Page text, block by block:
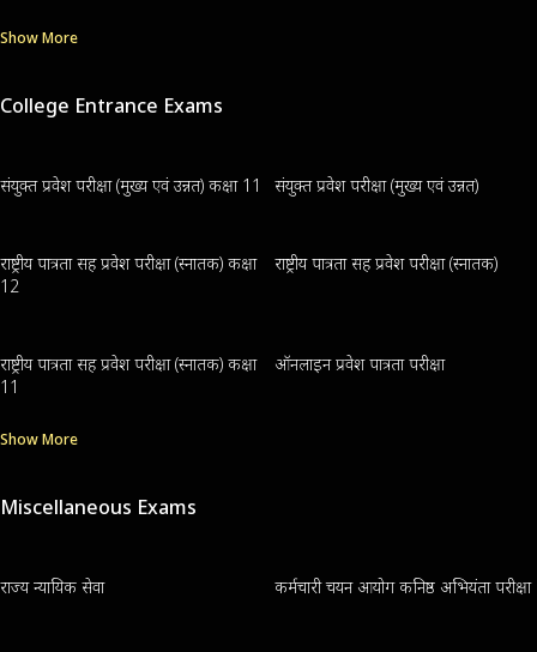
Show More
College Entrance Exams
संयुक्त प्रवेश परीक्षा (मुख्य एवं उन्नत) कक्षा 11 संयुक्त प्रवेश परीक्षा (मुख्य एवं उन्नत)
राष्ट्रीय पात्रता सह प्रवेश परीक्षा (स्नातक) कक्षा
12
राष्ट्रीय पात्रता सह प्रवेश परीक्षा (स्नातक)
राष्ट्रीय पात्रता सह प्रवेश परीक्षा (स्नातक) कक्षा
11
ऑनलाइन प्रवेश पात्रता परीक्षा
Show More
Miscellaneous Exams
राज्य न्यायिक सेवा कर्मचारी चयन आयोग कनिष्ठ अभियंता परीक्षा